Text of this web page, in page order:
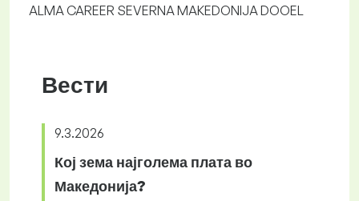
ALMA CAREER SEVERNA MAKEDONIJA DOOEL
Вести
9.3.2026
Кој зема најголема плата во
Македонија?